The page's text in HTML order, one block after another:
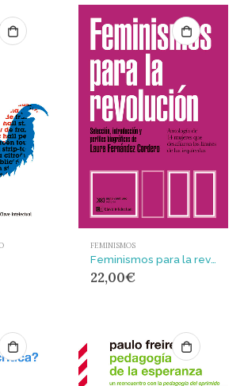
FEMINISMOS
22,00€